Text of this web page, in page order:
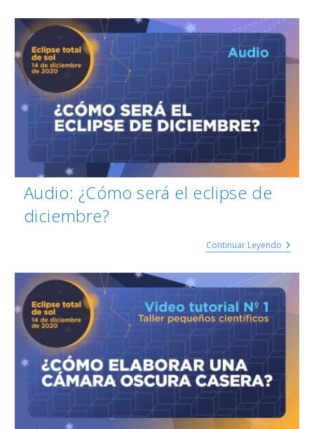
Audio: ¿Cómo será el eclipse de
diciembre?
Continuar Leyendo